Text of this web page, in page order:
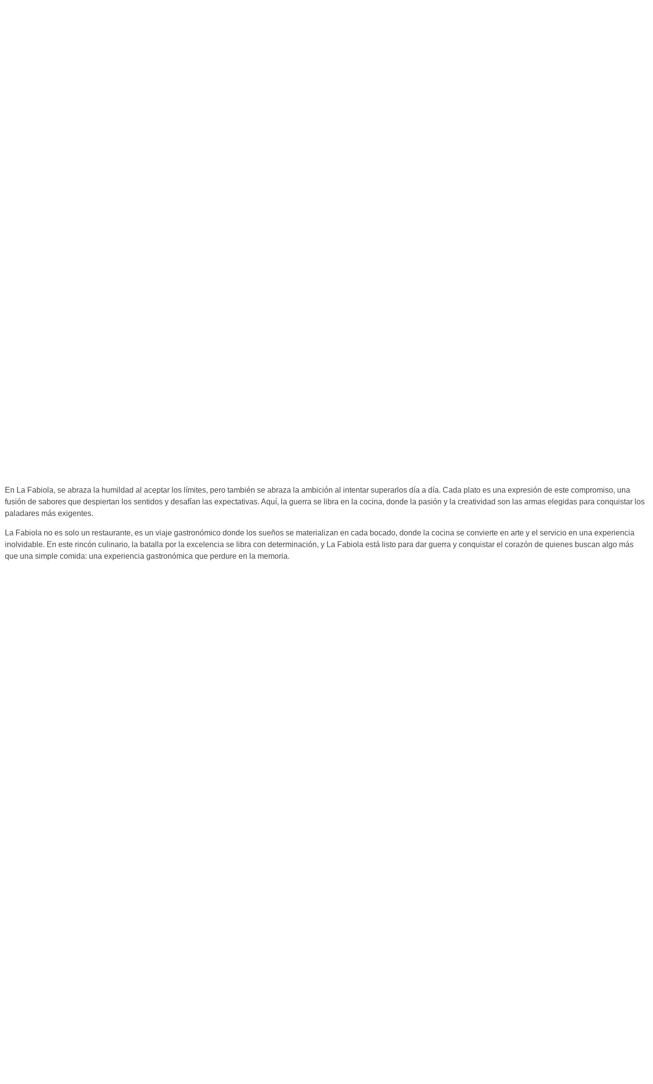
En La Fabiola, se abraza la humildad al aceptar los límites, pero también se abraza la ambición al intentar superarlos día a día. Cada plato es una expresión de este compromiso, una
fusión de sabores que despiertan los sentidos y desafían las expectativas. Aquí, la guerra se libra en la cocina, donde la pasión y la creatividad son las armas elegidas para conquistar los
paladares más exigentes.
La Fabiola no es solo un restaurante, es un viaje gastronómico donde los sueños se materializan en cada bocado, donde la cocina se convierte en arte y el servicio en una experiencia
inolvidable. En este rincón culinario, la batalla por la excelencia se libra con determinación, y La Fabiola está listo para dar guerra y conquistar el corazón de quienes buscan algo más
que una simple comida: una experiencia gastronómica que perdure en la memoria.